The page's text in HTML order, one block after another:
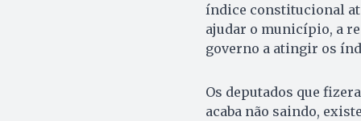
índice constitucional
ajudar o município, a
governo a atingir os
Os deputados que
acaba não saindo,